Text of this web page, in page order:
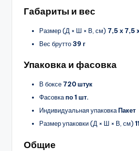
Габариты и вес
Размер (Д × Ш × В, см) 7,5 х 7,5
Вес брутто39 г
Упаковка и фасовка
В боксе 720 штук
Фасовкапо 1 шт.
Индивидуальная упаковкаПакет
Размер упаковки (Д × Ш × В, см)
Общие